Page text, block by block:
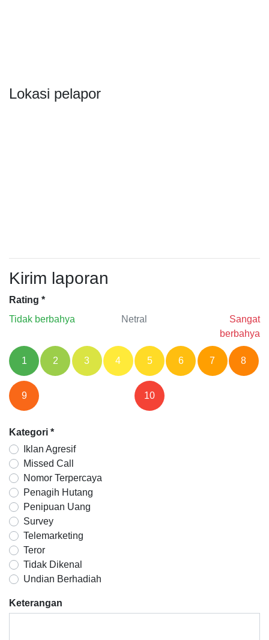
Lokasi pelapor
Kirim laporan
Rating *
Tidak berbahya
Netral
Sangat
berbahya
1 2 3 4 5 6 7 8
9 10
Kategori *
Iklan Agresif
Missed Call
Nomor Terpercaya
Penagih Hutang
Penipuan Uang
Survey
Telemarketing
Teror
Tidak Dikenal
Undian Berhadiah
Keterangan